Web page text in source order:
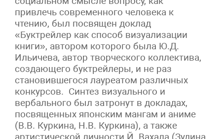
привлечь современного человека к
чтению, был посвящен доклад
«Буктрейлер как способ визуализации
книги», автором которого была Ю.Д.
Ильичева, автор творческого коллектива,
создающего буктрейлеры, и не раз
становившегося лауреатом различных
конкурсов. Синтез визуального и
вербального был затронут в докладах,
посвященных японским мангам и аниме
(В.В. Куркина, Н.В. Куркина), а также